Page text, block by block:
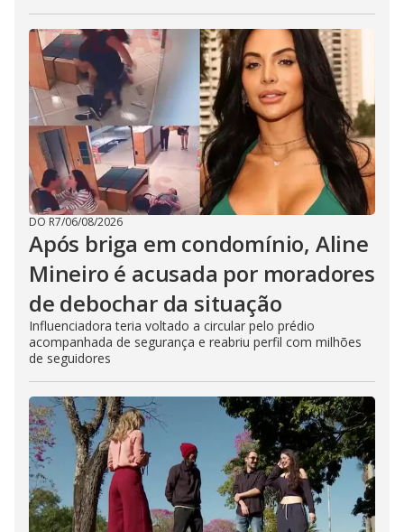
DO R7/06/08/2026
Após briga em condomínio, Aline
Mineiro é acusada por moradores
de debochar da situação
Influenciadora teria voltado a circular pelo prédio
acompanhada de segurança e reabriu perfil com milhões
de seguidores